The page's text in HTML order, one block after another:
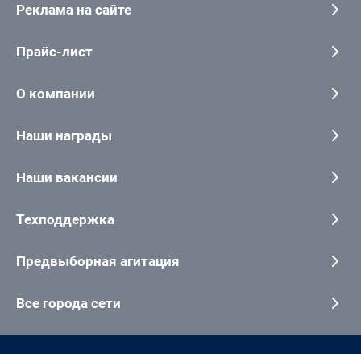
Реклама на сайте
Прайс-лист
О компании
Наши награды
Наши вакансии
Техподдержка
Предвыборная агитация
Все города сети